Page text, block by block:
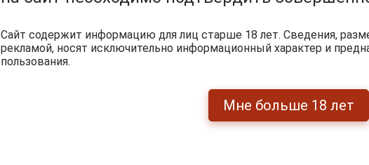
Сайт содержит информацию для лиц старше 18 лет. Сведения,
рекламой, носят исключительно информационный характер и
пользования.
Мне больше 18 лет